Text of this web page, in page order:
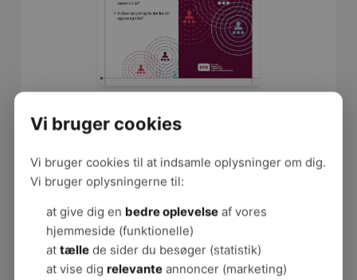
Hent materialet (åbnes i nyt vindue)
Hent trykklart digitalt materiale med
Fakta om materialet
Type:Dialogkort
Vi bruger cookies
Vi bruger cookies til at indsamle oplysninger om dig.
Vi bruger oplysningerne til:
at give dig en bedre oplevelseaf vores
hjemmeside (funktionelle)
at tællede sider du besøger (statistik)
at vise dig relevanteannoncer (marketing)